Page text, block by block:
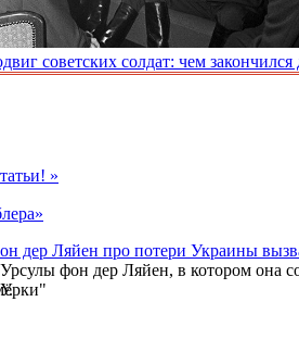
советских солдат: чем
»
дер Ляйен про потери Украины
фон дер Ляйен, в котором она